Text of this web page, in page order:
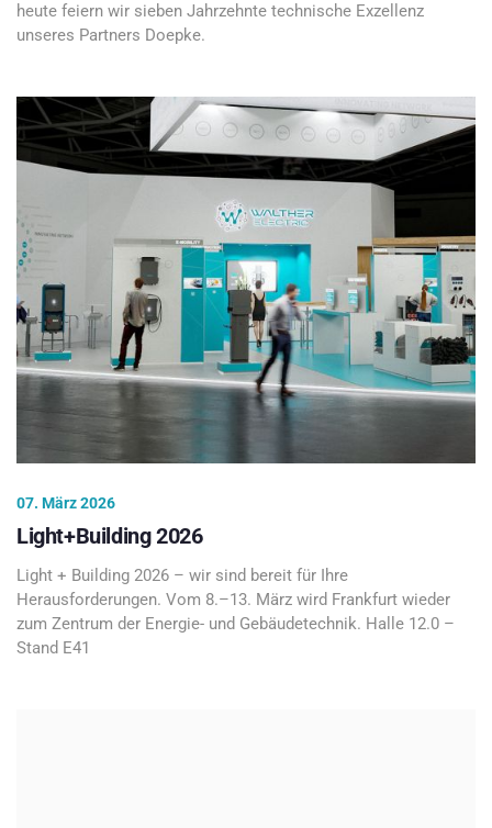
heute feiern wir sieben Jahrzehnte technische Exzellenz
unseres Partners Doepke.
07. März 2026
Light+Building 2026
Light + Building 2026 – wir sind bereit für Ihre
Herausforderungen. Vom 8.–13. März wird Frankfurt wieder
zum Zentrum der Energie- und Gebäudetechnik. Halle 12.0 –
Stand E41